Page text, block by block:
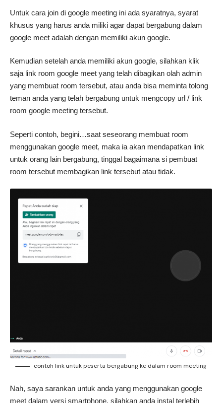
Untuk cara join di google meeting ini ada syaratnya, syarat
khusus yang harus anda miliki agar dapat bergabung dalam
google meet adalah dengan memiliki akun google.
Kemudian setelah anda memiliki akun google, silahkan klik
saja link room google meet yang telah dibagikan olah admin
yang membuat room tersebut, atau anda bisa meminta tolong
teman anda yang telah bergabung untuk mengcopy url / link
room google meeting tersebut.
Seperti contoh, begini…saat seseorang membuat room
menggunakan google meet, maka ia akan mendapatkan link
untuk orang lain bergabung, tinggal bagaimana si pembuat
room tersebut membagikan link tersebut atau tidak.
contoh link untuk peserta bergabung ke dalam room meeting
Nah, saya sarankan untuk anda yang menggunakan google
meet dalam versi smartphone, silahkan anda instal terlebih